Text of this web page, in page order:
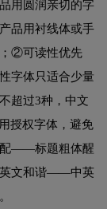
用圆润亲切的字
品用衬线体或手
②可读性优先
字体只适合少量
超过3种，中文
授权字体，避免
配——标题粗体醒
英文和谐——中英